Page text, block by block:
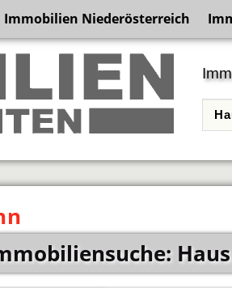
Immobilien Niederösterreich